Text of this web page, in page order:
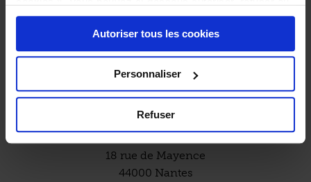
sélectionner les cookies selon les finalités via l'onglet
« Détails ». À tout moment, vous pouvez modifier votre
choix en cliquant sur le lien « Cookies » en bas des
Autoriser tous les cookies
Personnaliser
Refuser
*
18 rue de Mayence
44000 Nantes